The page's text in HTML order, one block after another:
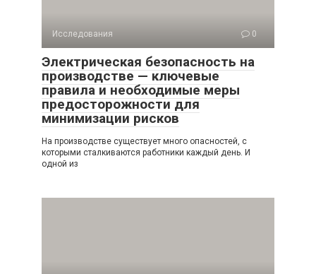
Исследования 0
Электрическая безопасность на
производстве — ключевые
правила и необходимые меры
предосторожности для
минимизации рисков
На производстве существует много опасностей, с
которыми сталкиваются работники каждый день. И
одной из